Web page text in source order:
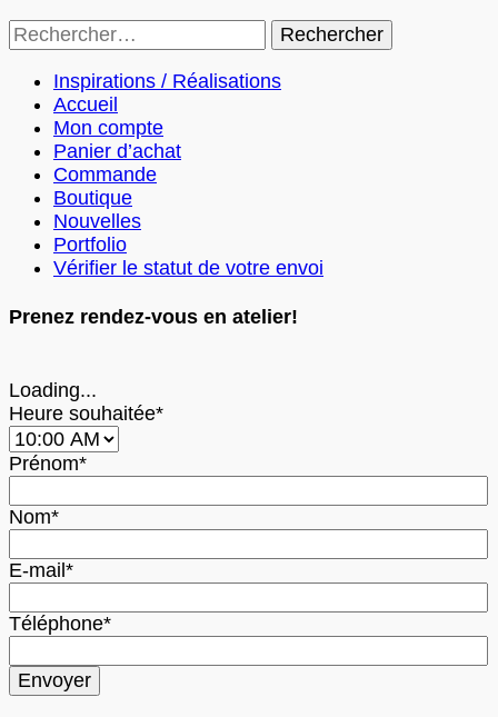
Rechercher :
Inspirations / Réalisations
Accueil
Mon compte
Panier d’achat
Commande
Boutique
Nouvelles
Portfolio
Vérifier le statut de votre envoi
Prenez rendez-vous en atelier!
Loading...
Heure souhaitée*
Prénom*
Nom*
E-mail*
Téléphone*